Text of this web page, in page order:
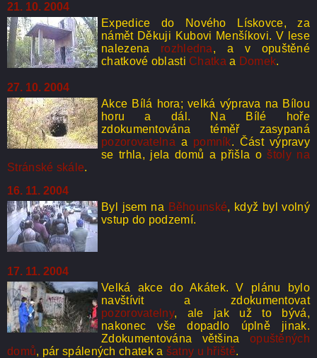
21. 10. 2004
Expedice do Nového Lískovce, za
námět Děkuji Kubovi Menšíkovi. V lese
nalezena rozhledna, a v opuštěné
chatkové oblasti Chatka a Domek.
27. 10. 2004
Akce Bílá hora; velká výprava na Bílou
horu a dál. Na Bílé hoře
zdokumentována téměř zasypaná
pozorovatelna a pomník. Část výpravy
se trhla, jela domů a přišla oštoly na
Stránské skále.
16. 11. 2004
Byl jsem na Běhounské, když byl volný
vstup do podzemí.
17. 11. 2004
Velká akce do Akátek. V plánu bylo
navštívit a zdokumentovat
pozorovatelny, ale jak už to bývá,
nakonec vše dopadlo úplně jinak.
Zdokumentována většina opuštěných
domů, pár spálených chatek a šatny u hřiště.